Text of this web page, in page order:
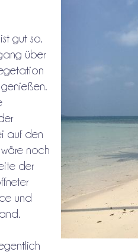
gut so.
über
auf den
wäre noch
der
und